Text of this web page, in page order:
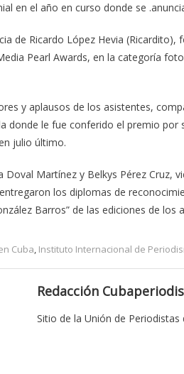
en el año en curso donde se
de Ricardo López Hevia
Pearl Awards, en la categoría
y aplausos de los asistentes,
donde le fue conferido el premio
julio último.
Doval Martínez y Belkys Pérez Cruz,
los diplomas de
Barros” de las ediciones de los
Cuba, Instituto Internacional de
Redacción
Sitio de la Unión de Periodistas